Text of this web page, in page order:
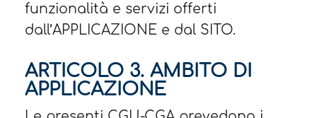
funzionalità e servizi offerti
dall’APPLICAZIONE e dal SITO.
ARTICOLO 3. AMBITO DI
APPLICAZIONE​